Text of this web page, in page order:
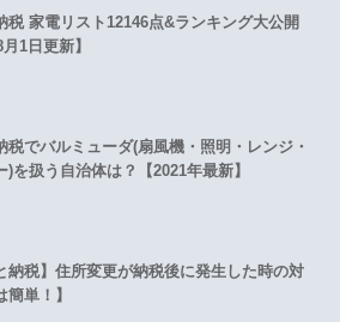
税 家電リスト12146点&ランキング大公開
月1日更新】
税でバルミューダ(扇風機・照明・レンジ・
)を扱う自治体は？【2021年最新】
納税】住所変更が納税後に発生した時の対
単！】